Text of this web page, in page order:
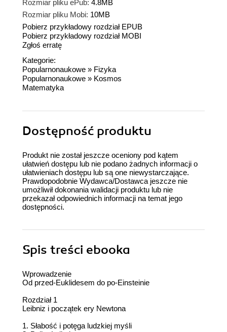
Rozmiar pliku ePub: 4.8MB
Rozmiar pliku Mobi: 10MB
Pobierz przykładowy rozdział EPUB
Pobierz przykładowy rozdział MOBI
Zgłoś erratę
Kategorie:
Popularnonaukowe » Fizyka
Popularnonaukowe » Kosmos
Matematyka
Dostępność produktu
Produkt nie został jeszcze oceniony pod kątem
ułatwień dostępu lub nie podano żadnych informacji o
ułatwieniach dostępu lub są one niewystarczające.
Prawdopodobnie Wydawca/Dostawca jeszcze nie
umożliwił dokonania walidacji produktu lub nie
przekazał odpowiednich informacji na temat jego
dostępności.
Spis treści ebooka
Wprowadzenie
Od przed-Euklidesem do po-Einsteinie
Rozdział 1
Leibniz i początek ery Newtona
1. Słabość i potęga ludzkiej myśli